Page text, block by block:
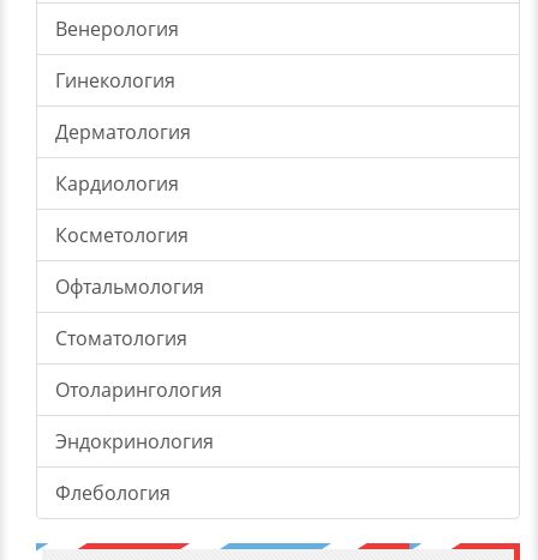
Венерология
Гинекология
Дерматология
Кардиология
Косметология
Офтальмология
Стоматология
Отоларингология
Эндокринология
Флебология